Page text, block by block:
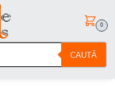
CAUTĂ
0
Comanzi simplu